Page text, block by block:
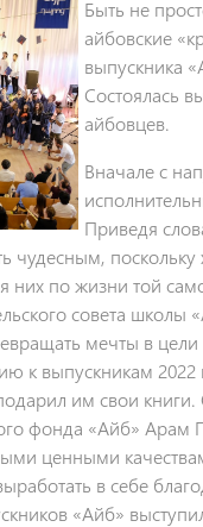
Быть не
айбовские
выпускника
Состоялась
айбовцев.
Вначале с
Приведя
чудесным,
них по жизни той
совета
мечты в цели
к выпускникам 2022
им свои
фонда «Айб» Арам
ценными
в себе
«Айб»